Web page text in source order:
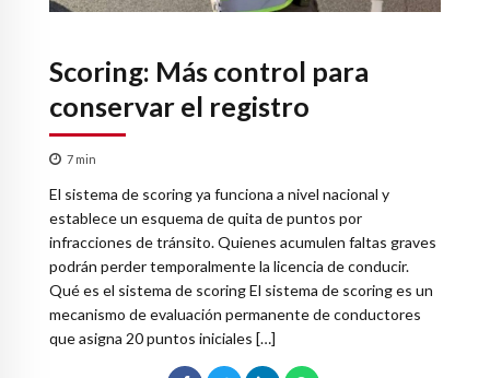
Scoring: Más control para
conservar el registro
7 min
El sistema de scoring ya funciona a nivel nacional y
establece un esquema de quita de puntos por
infracciones de tránsito. Quienes acumulen faltas graves
podrán perder temporalmente la licencia de conducir.
Qué es el sistema de scoring El sistema de scoring es un
mecanismo de evaluación permanente de conductores
que asigna 20 puntos iniciales […]